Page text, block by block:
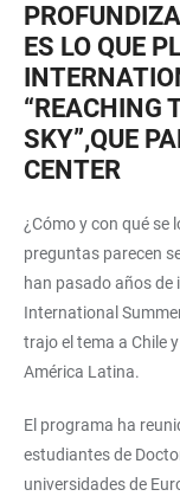
ES LO QUE
“REACHING
SKY”,QUE
CENTER
¿Cómo y con qué se
preguntas parecen
han pasado años
International
trajo el tema a Chile
América Latina.
El programa ha
estudiantes de
universidades de